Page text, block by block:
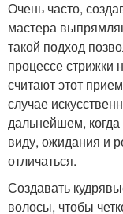
Очень часто,
мастера
такой подход
процессе стрижки
считают этот
случае
дальнейшем,
виду, ожидания и
отличаться.
Создавать
волосы, чтобы